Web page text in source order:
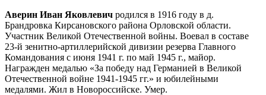
Аверин Иван Яковлевич родился в 1916 году в д.
Брандровка Кирсановского района Орловской области.
Участник Великой Отечественной войны. Воевал в составе
23-й зенитно-артиллерийской дивизии резерва Главного
Командования с июня 1941 г. по май 1945 г., майор.
Награжден медалью «За победу над Германией в Великой
Отечественной войне 1941-1945 гг.» и юбилейными
медалями. Жил в Новороссийске. Умер.